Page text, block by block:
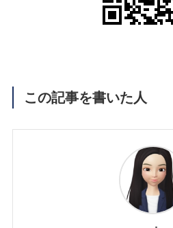
この記事を書いた人